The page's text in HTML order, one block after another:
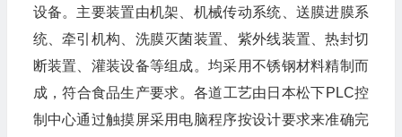
设备。主要装置由机架、机械传动系统、送膜进膜系
统、牵引机构、洗膜灭菌装置、紫外线装置、热封切
断装置、灌装设备等组成。均采用不锈钢材料精制而
成，符合食品生产要求。各道工艺由日本松下PLC控
制中心通过触摸屏采用电脑程序按设计要求来准确完